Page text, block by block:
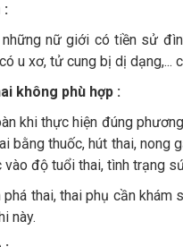
:
nữ giới có tiền sử
u xơ, tử cung bị dị dạng,...
không phù hợp :
khi thực hiện đúng
bằng thuốc, hút thai, nong
độ tuổi thai, tình trạng
thai, thai phụ cần
này.